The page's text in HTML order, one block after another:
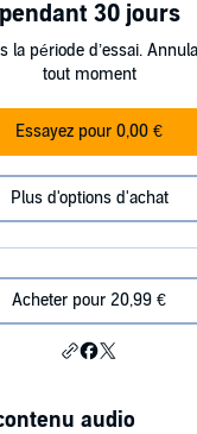
pendant 30 jours
la période d’essai.
tout moment
Essayez pour 0,00 €
Plus d'options d'achat
Acheter pour 20,99 €
audio